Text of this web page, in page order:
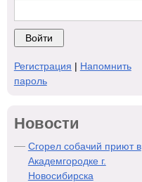
Регистрация | Напомнить
пароль
Новости
Сгорел собачий приют в
Академгородке г.
Новосибирска